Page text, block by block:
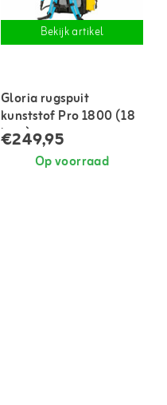
Bekijk artikel
Gloria rugspuit
kunststof Pro 1800 (18
liter)
€249,95
Op voorraad